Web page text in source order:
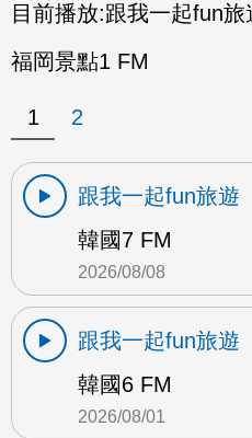
目前播放:跟我一起fun旅
福岡景點1 FM
1 2
跟我一起fun旅遊
韓國7 FM
2026/08/08
跟我一起fun旅遊
韓國6 FM
2026/08/01